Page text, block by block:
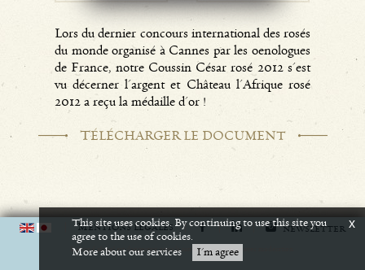
Lors du dernier concours international des rosés
du monde organisé à Cannes par les oenologues
de France, notre Coussin César rosé 2012 s'est
vu décerner l'argent et Château l'Afrique rosé
2012 a reçu la médaille d'or !
TÉLÉCHARGER LE DOCUMENT
MENTIONS LÉGALES NEWSLETTER
L'abus d'alcool est dangereux pour la santé. A consommer avec modération.
This site uses cookies. By continuing to use this site you
agree to the use of cookies.
More about our services
I'm agree
x